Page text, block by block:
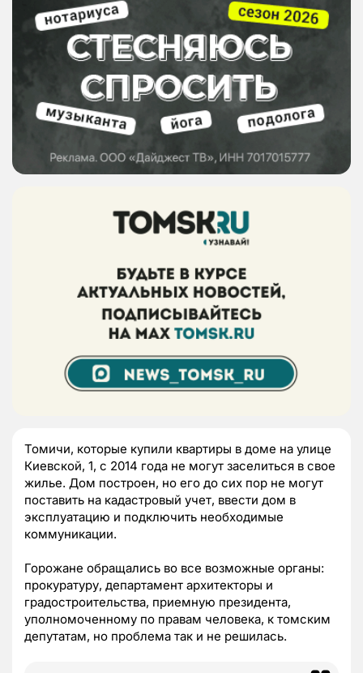
Томичи, которые купили квартиры в доме на улице
Киевской, 1, с 2014 года не могут заселиться в свое
жилье. Дом построен, но его до сих пор не могут
поставить на кадастровый учет, ввести дом в
эксплуатацию и подключить необходимые
коммуникации.
Горожане обращались во все возможные органы:
прокуратуру, департамент архитекторы и
градостроительства, приемную президента,
уполномоченному по правам человека, к томским
депутатам, но проблема так и не решилась.